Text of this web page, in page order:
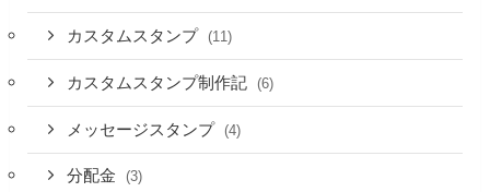
カスタムスタンプ (11)
カスタムスタンプ制作記 (6)
メッセージスタンプ (4)
分配金 (3)